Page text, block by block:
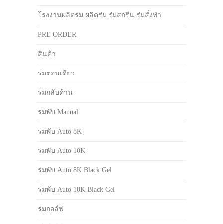
โรงงานผลิตร่ม ผลิตร่ม ร่มสกรีน ร่มสั่งทำ
PRE ORDER
สินค้า
ร่มตอนเดียว
ร่มกลับด้าน
ร่มพับ Manual
ร่มพับ Auto 8K
ร่มพับ Auto 10K
ร่มพับ Auto 8K Black Gel
ร่มพับ Auto 10K Black Gel
ร่มกอล์ฟ